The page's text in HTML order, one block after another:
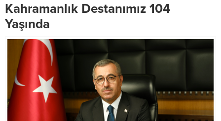
Kahramanlık Destanımız 104
Yaşında